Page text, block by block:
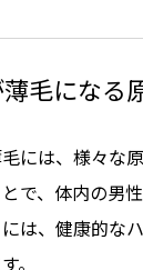
毛になる
には、様々な
で、体内の男
は、健康的な
。